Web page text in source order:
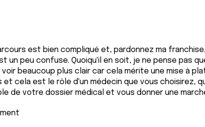
est bien compliqué et, pardonnez ma
un peu confuse. Quoiqu'il en soit, je ne pense pas
voir beaucoup plus clair car cela mérite une mise à
et cela est le rôle d'un médecin que vous choisirez,
de votre dossier médical et vous donner une